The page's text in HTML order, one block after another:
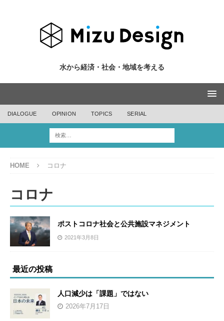
水から経済・社会・地域を考える
DIALOGUE OPINION TOPICS SERIAL
HOME コロナ
コロナ
ポストコロナ社会と公共施設マネジメント
2021年3月8日
最近の投稿
人口減少は「課題」ではない
2026年7月17日